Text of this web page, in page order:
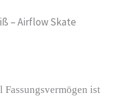
– Airflow Skate
Fassungsvermögen ist